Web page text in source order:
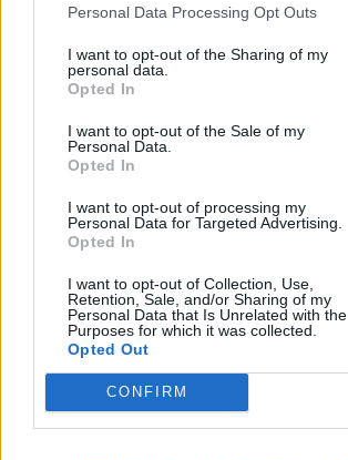
Personal Data Processing Opt Outs
I want to opt-out of the Sharing of my
personal data.
Opted In
I want to opt-out of the Sale of my
Personal Data.
Opted In
I want to opt-out of processing my
Personal Data for Targeted Advertising.
Opted In
I want to opt-out of Collection, Use,
Retention, Sale, and/or Sharing of my
Personal Data that Is Unrelated with the
Purposes for which it was collected.
Opted Out
CONFIRM